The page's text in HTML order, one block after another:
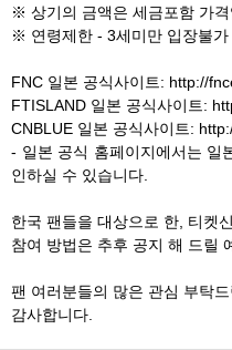
※ 상기의 금액은 세금포함 가격
※ 연령제한 - 3세미만 입장불가
FNC 일본 공식사이트: http://
FTISLAND 일본 공식사이트:
CNBLUE 일본 공식사이트:
- 일본 공식 홈페이지에서는 일
인하실 수 있습니다.
한국 팬들을 대상으로 한, 티켓
참여 방법은 추후 공지 해 드릴
팬 여러분들의 많은 관심 부탁드
감사합니다.